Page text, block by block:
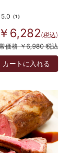
5.0（1）
6,282(税込)
価格 ￥6,980 税込
カートに入れる